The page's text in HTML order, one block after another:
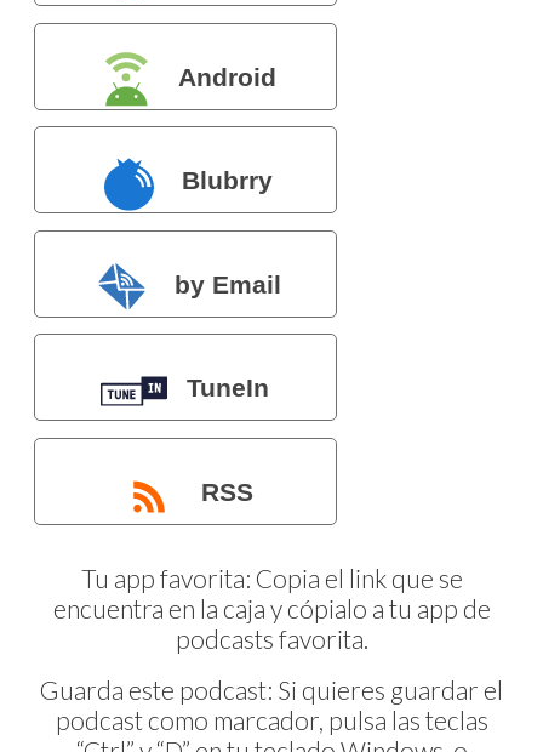
Android
Blubrry
by Email
TuneIn
RSS
Tu app favorita: Copia el link que se
encuentra en la caja y cópialo a tu app de
podcasts favorita.
Guarda este podcast: Si quieres guardar el
podcast como marcador, pulsa las teclas